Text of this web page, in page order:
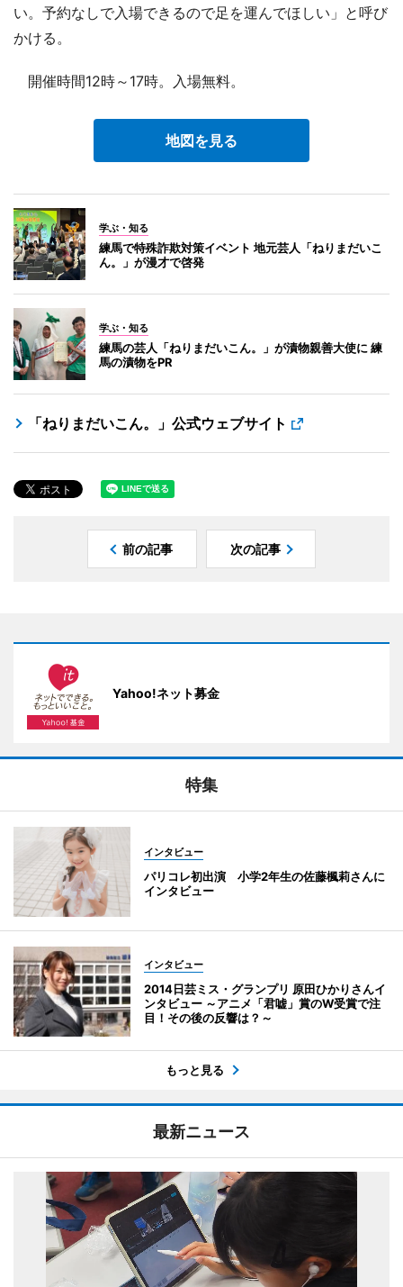
い。予約なしで入場できるので足を運んでほしい」と呼び
かける。
開催時間12時～17時。入場無料。
地図を見る
学ぶ・知る
練馬で特殊詐欺対策イベント 地元芸人「ねりまだいこ
ん。」が漫才で啓発
学ぶ・知る
練馬の芸人「ねりまだいこん。」が漬物親善大使に 練
馬の漬物をPR
「ねりまだいこん。」公式ウェブサイト
前の記事 次の記事
Yahoo!ネット募金
特集
インタビュー
パリコレ初出演 小学2年生の佐藤楓莉さんに
インタビュー
インタビュー
2014日芸ミス・グランプリ 原田ひかりさんイ
ンタビュー ～アニメ「君嘘」賞のW受賞で注
目！その後の反響は？～
もっと見る
最新ニュース